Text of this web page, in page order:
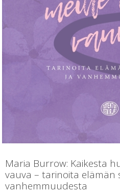
Maria Burrow: Kaikesta
vauva – tarinoita elämän
vanhemmuudesta